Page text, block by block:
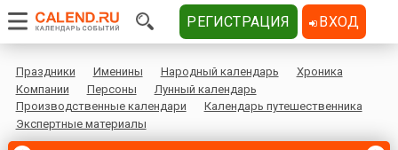
Праздники Именины Народный календарь
Хроника
Компании
Персоны
Лунный календарь
Производственные календари
Календарь путешественника
Экспертные материалы
РЕГИСТРАЦИЯ ВХОД